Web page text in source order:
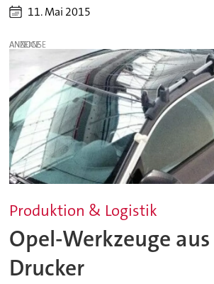
11. Mai 2015
ANZEIGE
Produktion & Logistik
Opel-Werkzeuge
Drucker